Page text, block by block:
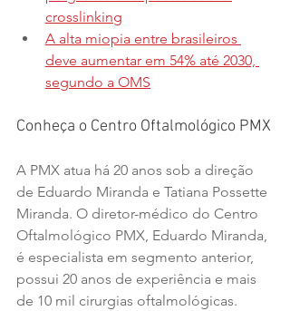
crosslinking
A alta miopia entre brasileiros
deve aumentar em 54% até 2030,
segundo a OMS
Conheça o Centro Oftalmológico PMX
A PMX atua há 20 anos sob a direção
de Eduardo Miranda e Tatiana Possette
Miranda. ​O diretor-médico do Centro
Oftalmológico PMX, Eduardo Miranda,
é especialista em segmento anterior,
possui 20 anos de experiência e mais
de 10 mil cirurgias oftalmológicas.